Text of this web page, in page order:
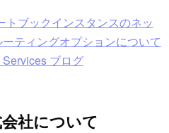
ブックインスタンスのネッ
ティングオプションについて
ブログ
社について